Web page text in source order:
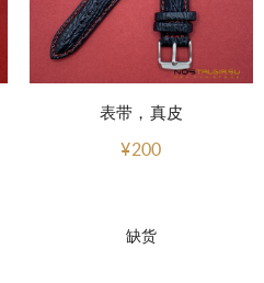
缺货
表带，真皮
¥200